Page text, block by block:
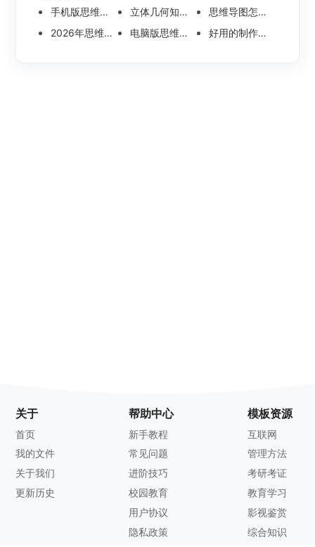
手机版思维导图软件哪个好 使用教程分享 立体几何知识点思维导图模板分享 思维导图怎么画
思维导图怎么画简单又漂亮 内附精美模板案例分享
2026年思维导图软件哪个好 最新免费思维导图软件测评
电脑版思维导图软件哪个好？可离线编辑的思维导图工具盘点 好用的制作思维导图软件有哪些？五款高分思维导图工具盘点
关于
首页
我的文件
关于我们
更新历史
帮助中心
新手教程
常见问题
进阶技巧
校园教育
用户协议
隐私政策
模板资源
互联网
管理方法
考研考证
教育学习
影视鉴赏
综合知识